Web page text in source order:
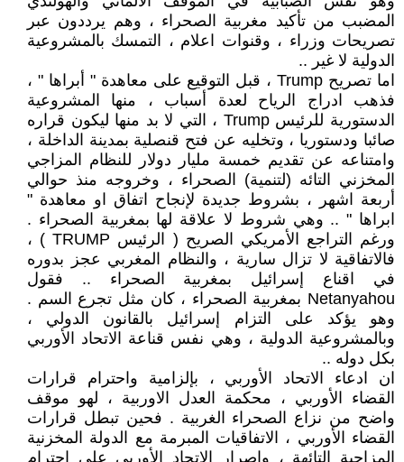
المضبب من تأكيد مغربية الصحراء ، وهم يرددون عبر
تصريحات وزراء ، وقنوات اعلام ، التمسك بالمشروعية
الدولية لا غير ..
اما تصريح Trump ، قبل التوقيع على معاهدة " أبراها " ،
فذهب ادراج الرياح لعدة أسباب ، منها المشروعية
الدستورية للرئيس Trump ، التي لا بد منها ليكون قراره
صائبا ودستوريا ، وتخليه عن فتح قنصلية بمدينة الداخلة ،
وامتناعه عن تقديم خمسة مليار دولار للنظام المزاجي
المخزني التائه (لتنمية) الصحراء ، وخروجه منذ حوالي
أربعة اشهر ، بشروط جديدة لإنجاح اتفاق او معاهدة "
ابراها " .. وهي شروط لا علاقة لها بمغربية الصحراء .
ورغم التراجع الأمريكي الصريح ( الرئيس TRUMP ) ،
فالاتفاقية لا تزال سارية ، والنظام المغربي عجز بدوره
في اقناع إسرائيل بمغربية الصحراء .. فقول
Netanyahou بمغربية الصحراء ، كان مثل تجرع السم .
وهو يؤكد على التزام إسرائيل بالقانون الدولي ،
وبالمشروعية الدولية ، وهي نفس قناعة الاتحاد الأوربي
بكل دوله ..
ان ادعاء الاتحاد الأوربي ، بإلزامية واحترام قرارات
القضاء الأوربي ، محكمة العدل الاوربية ، لهو موقف
واضح من نزاع الصحراء الغربية . فحين تبطل قرارات
القضاء الأوربي ، الاتفاقيات المبرمة مع الدولة المخزنية
المزاجية التائهة ، وإصرار الاتحاد الأوربي على احترام